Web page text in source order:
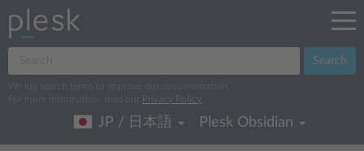
Search
We log search terms to improve our documentation.
For more information, read our
Privacy Policy
JP / 日本語 Plesk Obsidian